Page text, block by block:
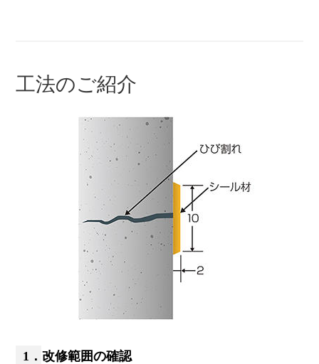
工法のご紹介
1．改修範囲の確認